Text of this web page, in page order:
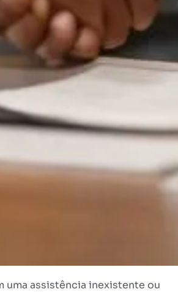
uma assistência inexistente ou